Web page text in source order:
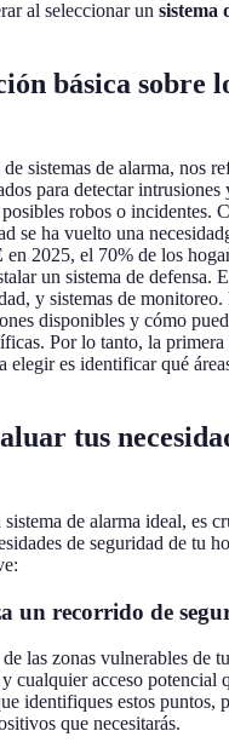
al seleccionar un sistema
básica sobre
sistemas de alarma, nos
para detectar intrusiones
robos o incidentes.
se ha vuelto una
en 2025, el 70% de los
un sistema de defensa.
y sistemas de
disponibles y cómo
Por lo tanto, la
elegir es identificar qué
tus
de alarma ideal, es
de seguridad de tu
un recorrido de
las zonas vulnerables de
cualquier acceso potencial
identifiques estos puntos,
que necesitarás.